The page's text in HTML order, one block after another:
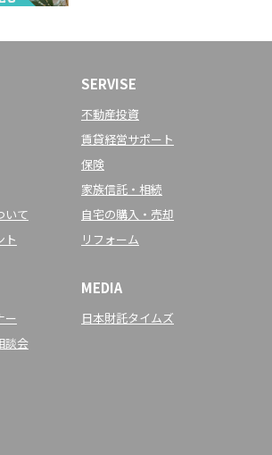
いて
ト
SERVISE
不動産投資
賃貸経営サポート
保険
家族信託・相続
自宅の購入・売却
リフォーム
ー
談会
MEDIA
日本財託タイムズ